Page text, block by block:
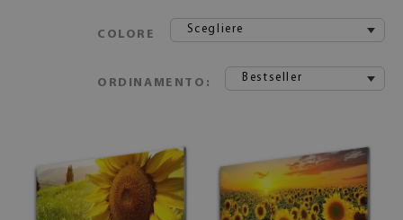
COLORE Scegliere
ORDINAMENTO: Bestseller